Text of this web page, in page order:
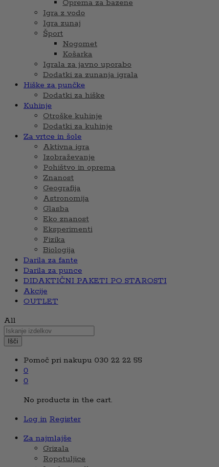
Oprema za bazene
Igra z vodo
Igra zunaj
Šport
Nogomet
Košarka
Igrala za javno uporabo
Dodatki za zunanja igrala
Hiške za punčke
Dodatki za hiške
Kuhinje
Otroške kuhinje
Dodatki za kuhinje
Za vrtce in šole
Aktivna igra
Izobraževanje
Pohištvo in oprema
Znanost
Geografija
Astronomija
Glasba
Eko znanost
Eksperimenti
Fizika
Biologija
Darila za fante
Darila za punce
DIDAKTIČNI PAKETI PO STAROSTI
Akcije
OUTLET
All
Išči
Pomoč pri nakupu 030 22 22 55
0
0
No products in the cart.
Log in Register
Za najmlajše
Grizala
Ropotuljice